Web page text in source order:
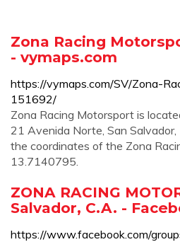
Zona Racing
- vymaps.com
https://vymaps.com/SV/Zona-
151692/
Zona Racing Motorsport is
21 Avenida Norte, San
the coordinates of the Zona
13.7140795.
ZONA RACING
Salvador, C.A. -
https://www.facebook.com/